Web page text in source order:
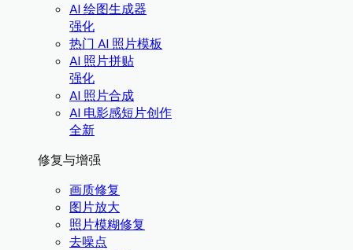
AI 绘图生成器
强化
热门 AI 照片模板
AI 照片拼贴
强化
AI 照片合成
AI 电影感短片创作
全新
修复与增强
画质修复
图片放大
照片模糊修复
去噪点